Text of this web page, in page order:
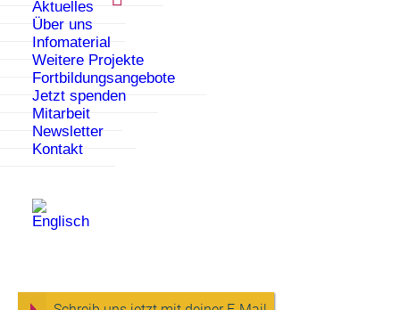
Aktuelles
Über uns
Infomaterial
Weitere Projekte
Fortbildungsangebote
Jetzt spenden
Mitarbeit
Newsletter
Kontakt
Wird eine Schülerin von ihrer Familie unter Druck
gesetzt, bedroht oder kontrolliert?
Arbeiten Sie mit Jugendlichen und suchen
kollegiale Beratung?
Wir beraten Sie!
Gemeinsam können wir überlegen, welche
Manchmal trauen sich Jugendliche nicht, Hilfe zu
holen, selbst wenn Beratung für sie erreichbar ist.